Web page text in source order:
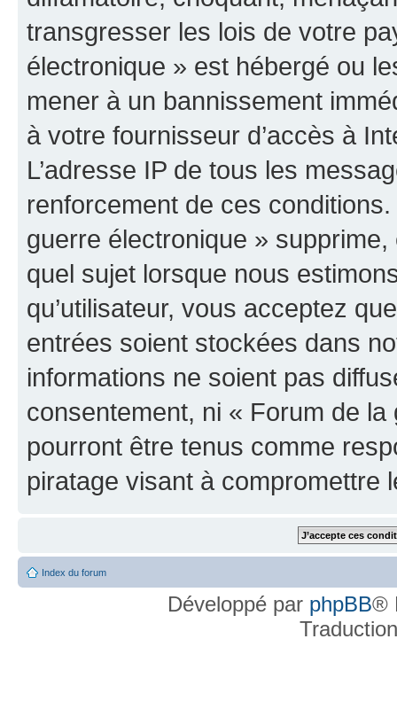
transgresser les lois de votre
électronique » est hébergé ou
mener à un bannissement
à votre fournisseur d’accès à
L’adresse IP de tous les
renforcement de ces
guerre électronique »
quel sujet lorsque nous
qu’utilisateur, vous acceptez
entrées soient stockées dans
informations ne soient pas
consentement, ni « Forum de
pourront être tenus comme
piratage visant à compromettre
Index du forum
Développé par phpBB®